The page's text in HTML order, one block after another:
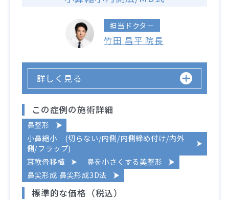
担当ドクター
竹田 昌平 院長
詳しく見る
この症例の施術詳細
鼻整形
小鼻縮小 (切らない/内側/内側締め付け/内外
側/フラップ)
耳軟骨移植
鼻を小さくする美整形
鼻尖形成 鼻尖形成3D法
標準的な価格（税込）